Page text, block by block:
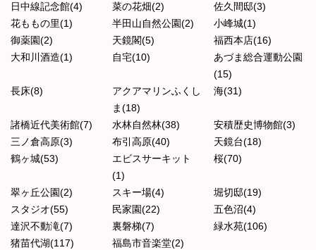
日中線記念館(4) 菜の花畑(2)
佐久間邸(3)
花ももの里(1)
半田山自然公園(2)
小峰城(1)
御薬園(2)
天鏡閣(5)
福西本店(16)
大和川酒造(1)
自宅(10)
あづま総合運動公園
(15)
長床(8)
アクアマリンふくし
ま(18)
海(31)
諸橋近代美術館(7) 水林自然林(38)
安積歴史博物館(3)
三ノ倉高原(3)
布引高原(40)
天鏡台(18)
鶴ヶ城(53)
エビスサーキット
(1)
桜(70)
翠ヶ丘公園(2) スキー場(4)
堀切邸(19)
スタジオ(55)
民家園(22)
五色沼(4)
達沢不動滝(7)
裏磐梯(7)
緑水苑(106)
猪苗代湖(117)
福島市音楽堂(2)